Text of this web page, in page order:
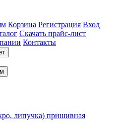
Корзина Регистрация Вход
Скачать прайс-лист
Контакты
липучка) пришивная